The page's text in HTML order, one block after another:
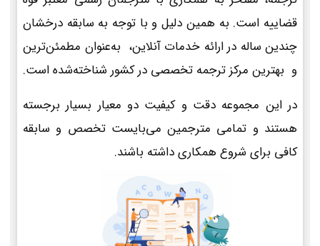
قضاییه است. به همین دلیل و با توجه به سابقه درخشان
چندین ساله در ارائه خدمات آنلاین، به‌عنوان مطمئن‌ترین
و بهترین مرکز ترجمه تخصصی در کشور شناخته‌شده است.
در این مجموعه دقت و کیفیت دو معیار بسیار برجسته
هستند و تمامی مترجمین می‌بایست تخصص و سابقه
کافی برای شروع همکاری داشته باشند.